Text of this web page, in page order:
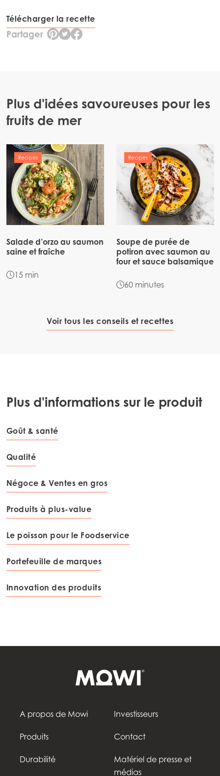
Mowi China
Mowi Japan
Europe
Mowi Belgium (NL)
Mowi Czechia (CZ)
Mowi Czechia (EN)
Mowi Faroe Islands
Mowi France
Mowi Germany
Mowi Italy
Mowi Norway
Americas
Mowi Canada West
Mowi Chile
Poursuivre
Télécharger la recette
Partager
Plus d'idées savoureuses pour les
fruits de mer
Recipes
Salade d’orzo au saumon
saine et fraîche
15 min
Recipes
Soupe de purée de
potiron avec saumon au
four et sauce balsamique
60 minutes
Voir tous les conseils et recettes
Plus d'informations sur le produit
Goût & santé
Qualité
Négoce & Ventes en gros
Produits à plus-value
Le poisson pour le Foodservice
Portefeuille de marques
Innovation des produits
A propos de Mowi
Produits
Durabilité
Investisseurs
Contact
Matériel de presse et
médias